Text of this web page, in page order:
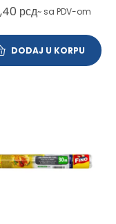
рсд~ sa PDV-om
DODAJ U KORPU